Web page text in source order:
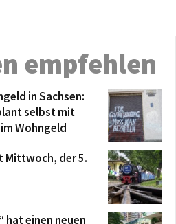
empfehlen
in Sachsen:
selbst mit
Wohngeld
Mittwoch, der 5.
hat einen neuen